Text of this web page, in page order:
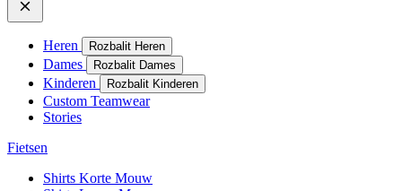
Heren Rozbalit Heren
Dames Rozbalit Dames
Kinderen Rozbalit Kinderen
Custom Teamwear
Stories
Fietsen
Shirts Korte Mouw